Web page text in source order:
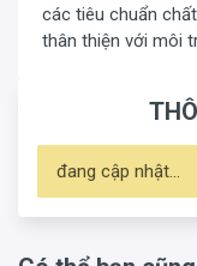
các tiêu chuẩn
thân thiện với môi
đang cập nhật...